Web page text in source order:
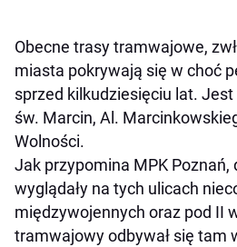
Obecne trasy tramwajowe,
miasta pokrywają się w choć
sprzed kilkudziesięciu lat.
św. Marcin, Al.
Wolności.
Jak przypomina MPK Poznań,
wyglądały na tych ulicach
międzywojennych oraz pod II
tramwajowy odbywał się tam